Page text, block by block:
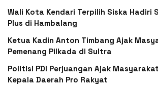
Wali Kota Kendari Terpilih Siska Hadiri
Plus di Hambalang
Ketua Kadin Anton Timbang Ajak
Pemenang Pilkada di Sultra
Politisi PDI Perjuangan Ajak
Kepala Daerah Pro Rakyat